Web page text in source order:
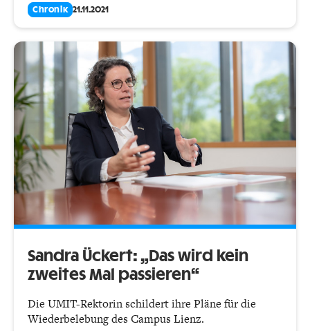
Chronik 21.11.2021
Sandra Ückert: „Das wird kein
zweites Mal passieren“
Die UMIT-Rektorin schildert ihre Pläne für die
Wiederbelebung des Campus Lienz.